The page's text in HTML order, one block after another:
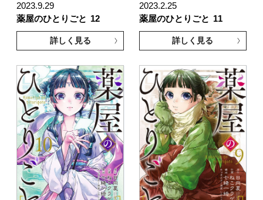
2023.9.29
薬屋のひとりごと 12
詳しく見る
2023.2.25
薬屋のひとりごと 11
詳しく見る